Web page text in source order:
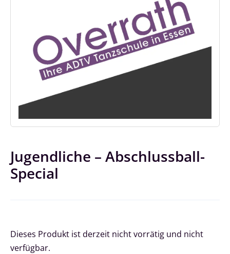
Jugendliche – Abschlussball-
Special
Dieses Produkt ist derzeit nicht vorrätig und nicht
verfügbar.